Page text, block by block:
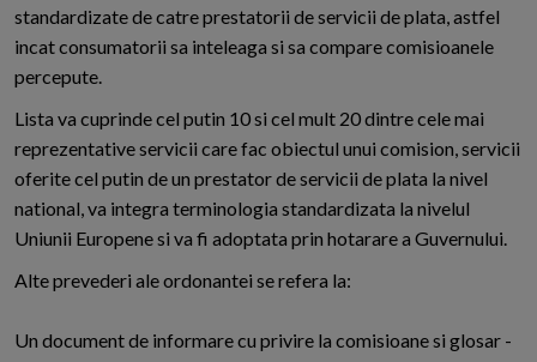
standardizate de catre prestatorii de servicii de plata, astfel
incat consumatorii sa inteleaga si sa compare comisioanele
percepute.
Lista va cuprinde cel putin 10 si cel mult 20 dintre cele mai
reprezentative servicii care fac obiectul unui comision, servicii
oferite cel putin de un prestator de servicii de plata la nivel
national, va integra terminologia standardizata la nivelul
Uniunii Europene si va fi adoptata prin hotarare a Guvernului.
Alte prevederi ale ordonantei se refera la:
Un document de informare cu privire la comisioane si glosar -